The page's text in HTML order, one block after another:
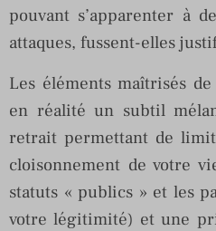
pouvant s’apparenter à
attaques, fussent-elles
Les éléments maîtrisés
en réalité un subtil
retrait permettant de
cloisonnement de votre
statuts « publics » et les
votre légitimité) et une